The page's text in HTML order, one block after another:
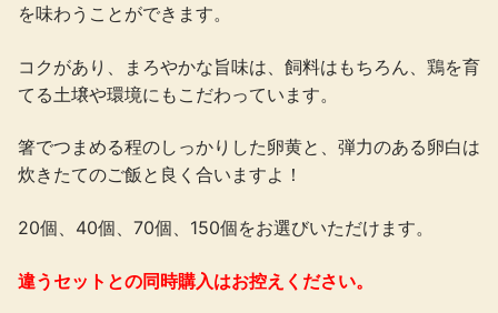
を味わうことができます。
コクがあり、まろやかな旨味は、飼料はもちろん、鶏を育
てる土壌や環境にもこだわっています。
箸でつまめる程のしっかりした卵黄と、弾力のある卵白は
炊きたてのご飯と良く合いますよ！
20個、40個、70個、150個をお選びいただけます。
違うセットとの同時購入はお控えください。